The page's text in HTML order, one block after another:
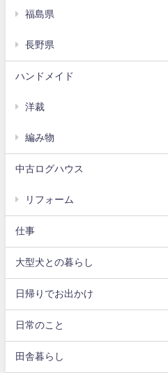
福島県
長野県
ハンドメイド
洋裁
編み物
中古ログハウス
リフォーム
仕事
大型犬との暮らし
日帰りでお出かけ
日常のこと
田舎暮らし